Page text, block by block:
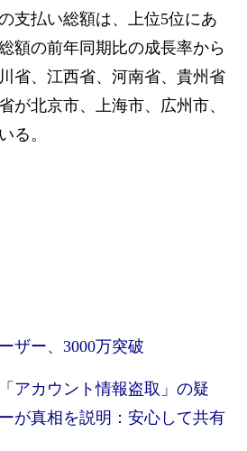
支払い総額は、上位5位にあ
額の前年同期比の成長率から
省、江西省、河南省、貴州省
が北京市、上海市、広州市、
る。
ザー、3000万突破
アカウント情報盗取」の疑
が真相を説明：安心して共有